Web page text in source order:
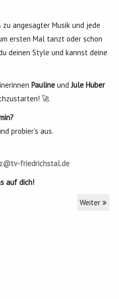
zu angesagter Musik und jede
ersten Mal tanzt oder schon
deinen Style und kannst deine
PaulineundJule Huber
🚀
probier’s aus.
friedrichstal.de
auf dich!
Weiter